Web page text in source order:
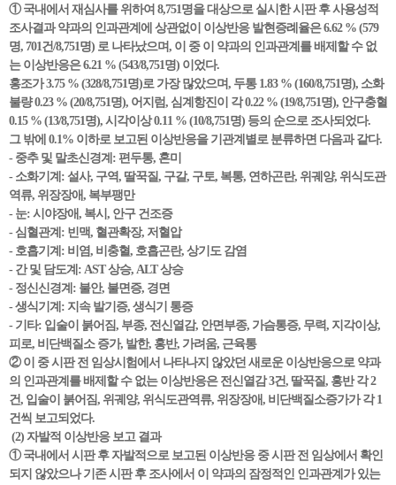
① 국내에서 재심사를 위하여 8,751명을 대상으로 실시한 시판 후 사용성적
조사결과 약과의 인과관계에 상관없이 이상반응 발현증례율은 6.62 % (579
명, 701건/8,751명) 로 나타났으며, 이 중 이 약과의 인과관계를 배제할 수 없
는 이상반응은 6.21 % (543/8,751명) 이었다.
홍조가 3.75 % (328/8,751명)로 가장 많았으며, 두통 1.83 % (160/8,751명), 소화
불량 0.23 % (20/8,751명), 어지럼, 심계항진이 각 0.22 % (19/8,751명), 안구충혈
0.15 % (13/8,751명), 시각이상 0.11 % (10/8,751명) 등의 순으로 조사되었다.
그 밖에 0.1% 이하로 보고된 이상반응을 기관계별로 분류하면 다음과 같다.
- 중추 및 말초신경계: 편두통, 혼미
- 소화기계: 설사, 구역, 딸꾹질, 구갈, 구토, 복통, 연하곤란, 위궤양, 위식도관
역류, 위장장애, 복부팽만
- 눈: 시야장애, 복시, 안구 건조증
- 심혈관계: 빈맥, 혈관확장, 저혈압
- 호흡기계: 비염, 비충혈, 호흡곤란, 상기도 감염
- 간 및 담도계: AST 상승, ALT 상승
- 정신신경계: 불안, 불면증, 경면
- 생식기계: 지속 발기증, 생식기 통증
- 기타: 입술이 붉어짐, 부종, 전신열감, 안면부종, 가슴통증, 무력, 지각이상,
피로, 비단백질소 증가, 발한, 홍반, 가려움, 근육통
② 이 중 시판 전 임상시험에서 나타나지 않았던 새로운 이상반응으로 약과
의 인과관계를 배제할 수 없는 이상반응은 전신열감 3건, 딸꾹질, 홍반 각 2
건, 입술이 붉어짐, 위궤양, 위식도관역류, 위장장애, 비단백질소증가가 각 1
건씩 보고되었다.
(2) 자발적 이상반응 보고 결과
① 국내에서 시판 후 자발적으로 보고된 이상반응 중 시판 전 임상에서 확인
되지 않았으나 기존 시판 후 조사에서 이 약과의 잠정적인 인과관계가 있는